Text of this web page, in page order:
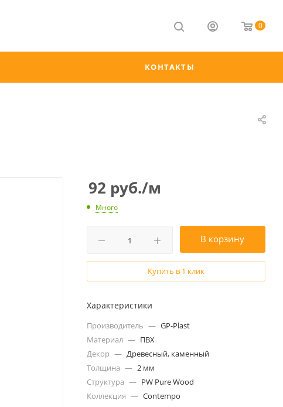
0
КОНТАКТЫ
92 руб./м
Много
В корзину
Купить в 1 клик
Характеристики
Производитель — GP-Plast
Материал — ПВХ
Декор — Древесный, каменный
Толщина — 2 мм
Структура — PW Pure Wood
Коллекция — Contempo